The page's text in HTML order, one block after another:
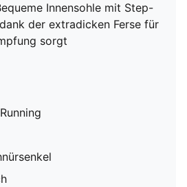
Innensohle mit Step-
der extradicken Ferse für
sorgt